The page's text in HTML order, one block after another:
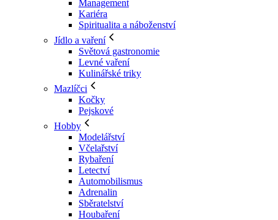
Management
Kariéra
Spiritualita a náboženství
Jídlo a vaření
Světová gastronomie
Levné vaření
Kulinářské triky
Mazlíčci
Kočky
Pejskové
Hobby
Modelářství
Včelařství
Rybaření
Letectví
Automobilismus
Adrenalin
Sběratelství
Houbaření